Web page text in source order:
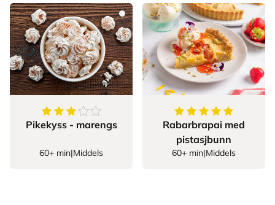
3.7142857142857144
stjerner
Pikekyss - marengs
60+ min|Middels
5av5stjerner
Rabarbrapai med
pistasjbunn
60+ min|Middels